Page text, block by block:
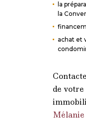
la
la
achat et
de
Mélanie